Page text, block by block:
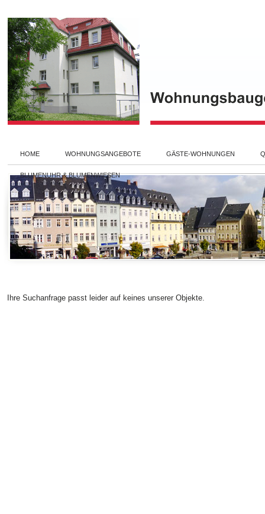
HOME WOHNUNGSANGEBOTE GÄSTE-WOHNUNGEN
BLUMENUHR & BLUMENWIESEN
Ihre Suchanfrage passt leider auf keines unserer Objekte.